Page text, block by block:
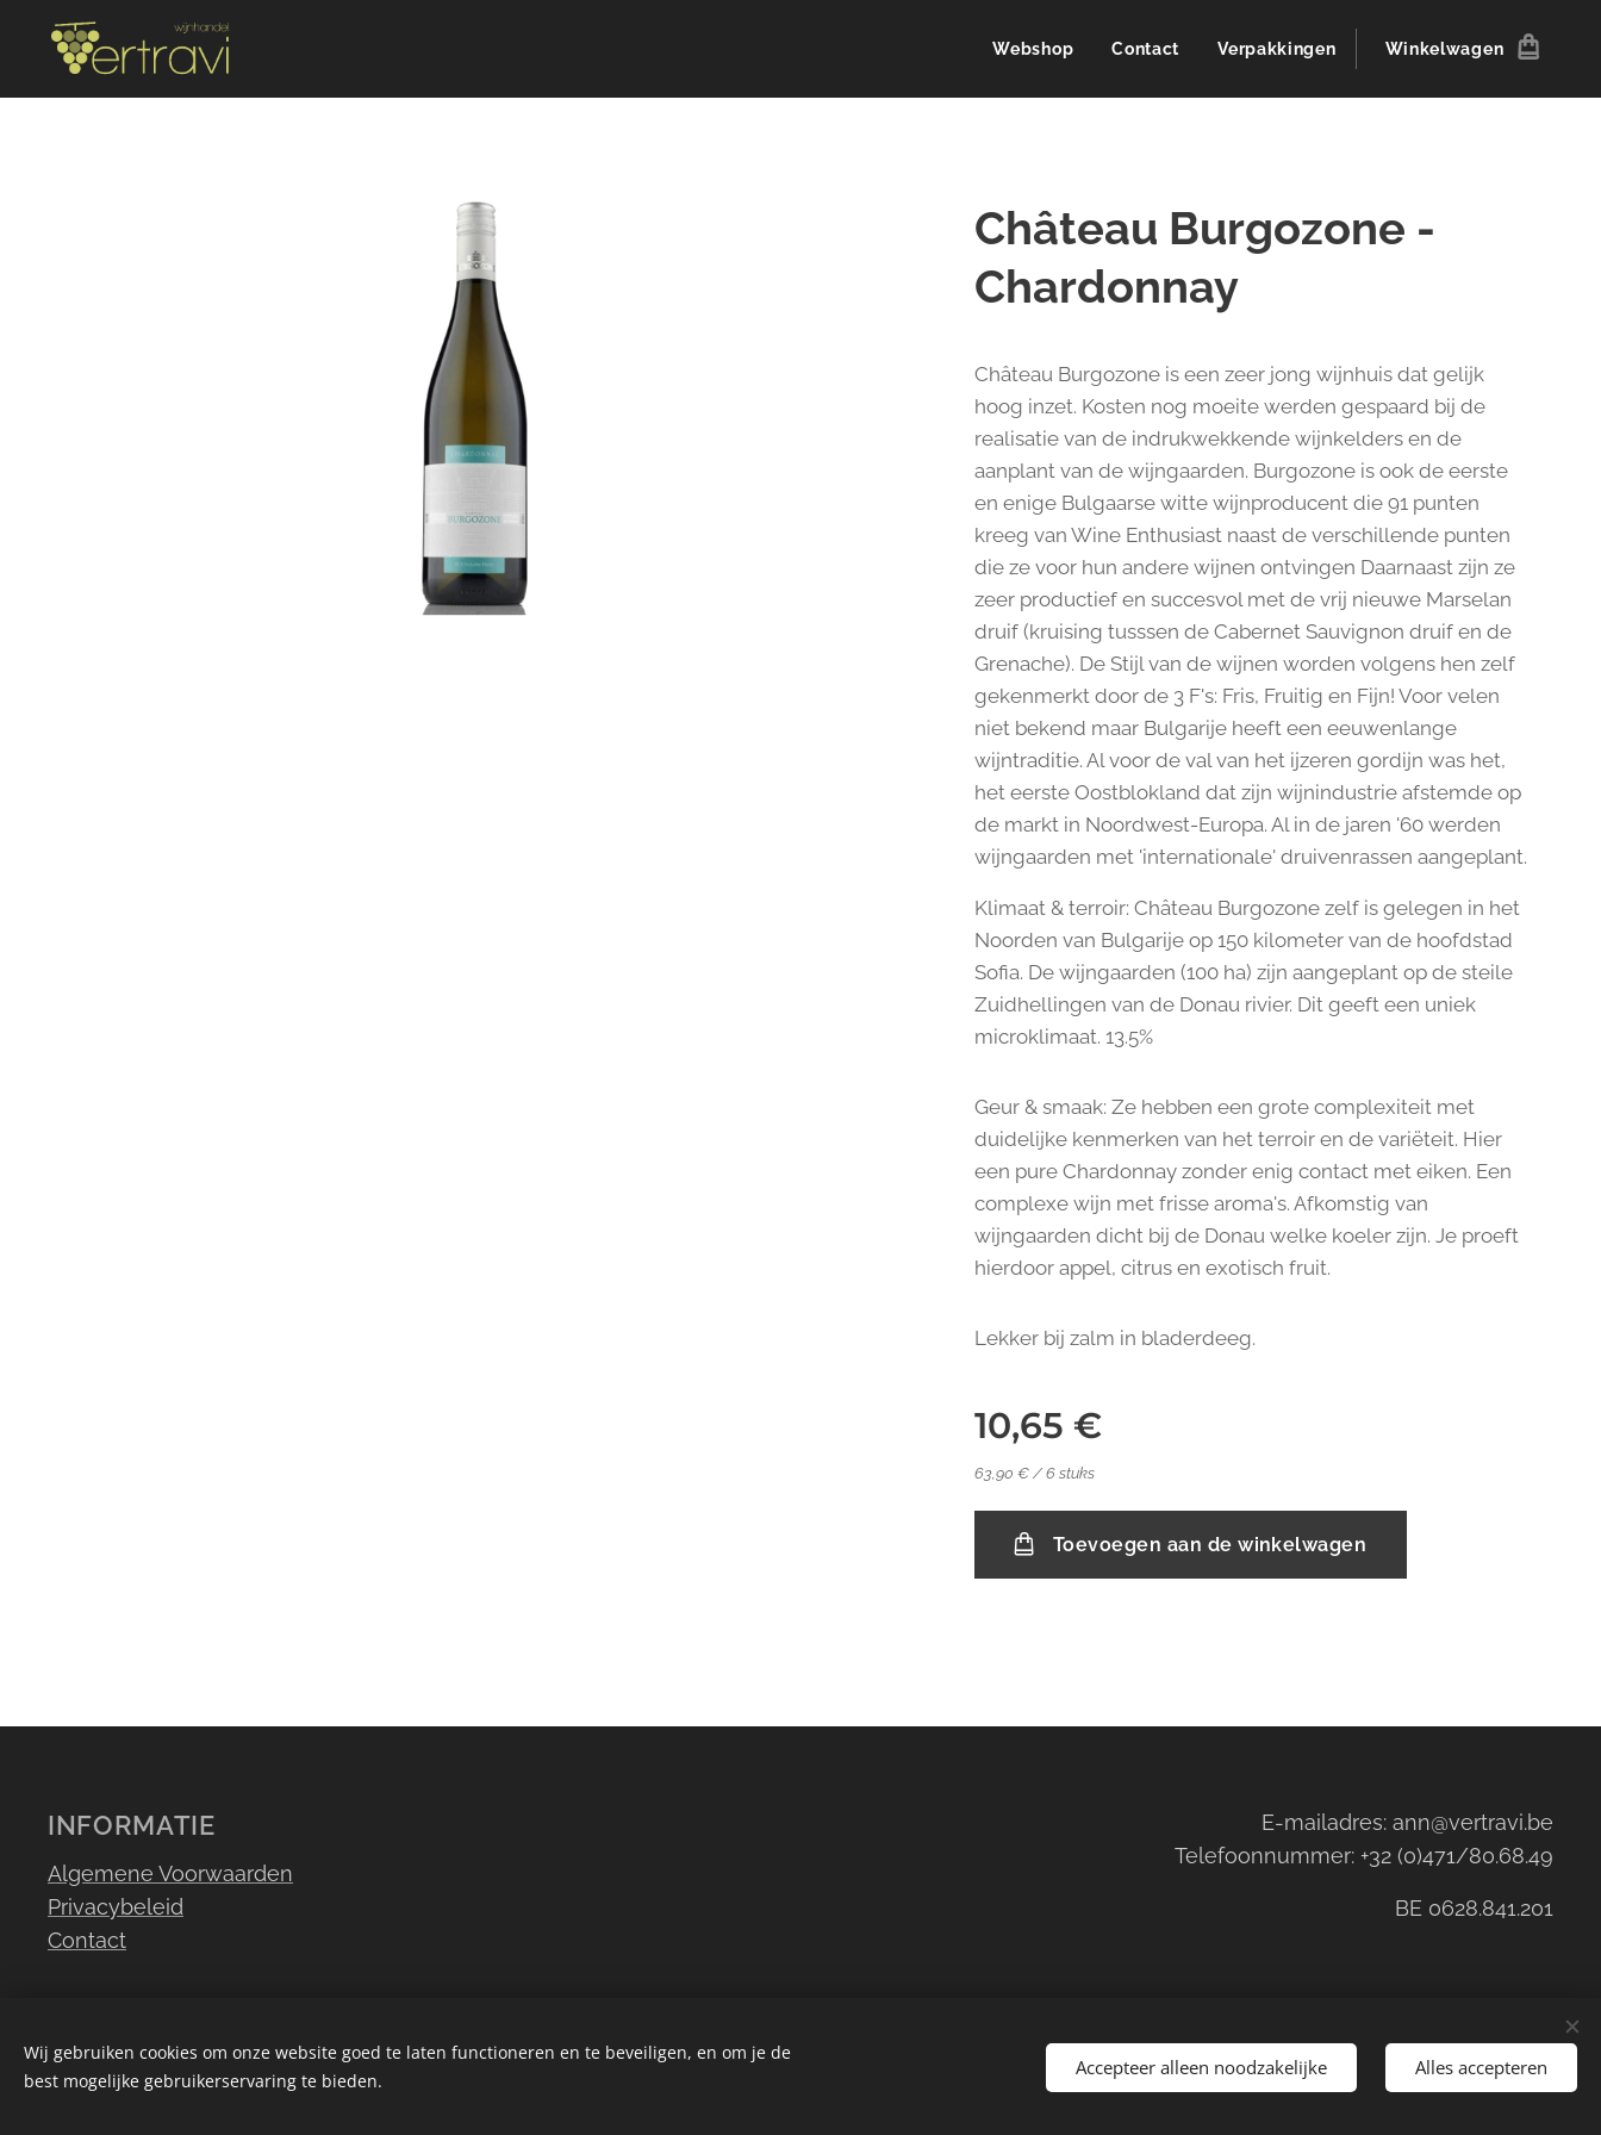
Webshop Contact Verpakkingen Winkelwagen
Château Burgozone -
Chardonnay
Château Burgozone is een zeer jong wijnhuis dat gelijk
hoog inzet. Kosten nog moeite werden gespaard bij de
realisatie van de indrukwekkende wijnkelders en de
aanplant van de wijngaarden. Burgozone is ook de eerste
en enige Bulgaarse witte wijnproducent die 91 punten
kreeg van Wine Enthusiast naast de verschillende punten
die ze voor hun andere wijnen ontvingen Daarnaast zijn ze
zeer productief en succesvol met de vrij nieuwe Marselan
druif (kruising tusssen de Cabernet Sauvignon druif en de
Grenache). De Stijl van de wijnen worden volgens hen zelf
gekenmerkt door de 3 F's: Fris, Fruitig en Fijn! Voor velen
niet bekend maar Bulgarije heeft een eeuwenlange
wijntraditie. Al voor de val van het ijzeren gordijn was het,
het eerste Oostblokland dat zijn wijnindustrie afstemde op
de markt in Noordwest-Europa. Al in de jaren '60 werden
wijngaarden met 'internationale' druivenrassen aangeplant.
Klimaat & terroir: Château Burgozone zelf is gelegen in het
Noorden van Bulgarije op 150 kilometer van de hoofdstad
Sofia. De wijngaarden (100 ha) zijn aangeplant op de steile
Zuidhellingen van de Donau rivier. Dit geeft een uniek
microklimaat. 13.5%
Geur & smaak: Ze hebben een grote complexiteit met
duidelijke kenmerken van het terroir en de variëteit. Hier
een pure Chardonnay zonder enig contact met eiken. Een
complexe wijn met frisse aroma's. Afkomstig van
wijngaarden dicht bij de Donau welke koeler zijn. Je proeft
hierdoor appel, citrus en exotisch fruit.
Lekker bij zalm in bladerdeeg.
10,65 €
63,90 € / 6 stuks
Toevoegen aan de winkelwagen
INFORMATIE
Algemene Voorwaarden
Privacybeleid
Contact
E-mailadres: ann@vertravi.be
Telefoonnummer: +32 (0)471/80.68.49
BE 0628.841.201
Wij gebruiken cookies om onze website goed te laten functioneren en te beveiligen, en om je de
best mogelijke gebruikerservaring te bieden.
Accepteer alleen noodzakelijke Alles accepteren